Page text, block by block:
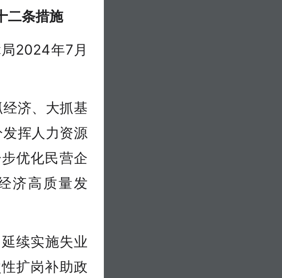
二条措施
2024年7月
济、大抓基
挥人力资源
优化民营企
济高质量发
延续实施失业
扩岗补助政